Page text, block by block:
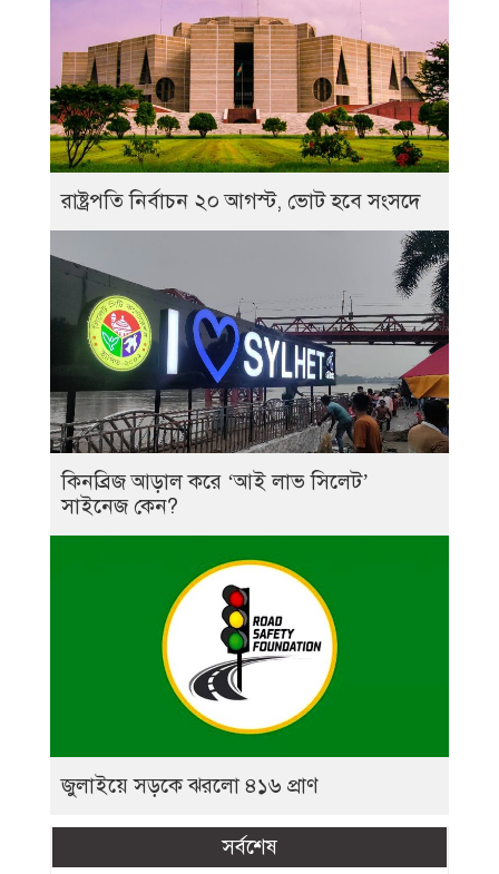
রাষ্ট্রপতি নির্বাচন ২০ আগস্ট, ভোট হবে সংসদে
কিনব্রিজ আড়াল করে ‘আই লাভ সিলেট’
সাইনেজ কেন?
জুলাইয়ে সড়কে ঝরলো ৪১৬ প্রাণ
সর্বশেষ